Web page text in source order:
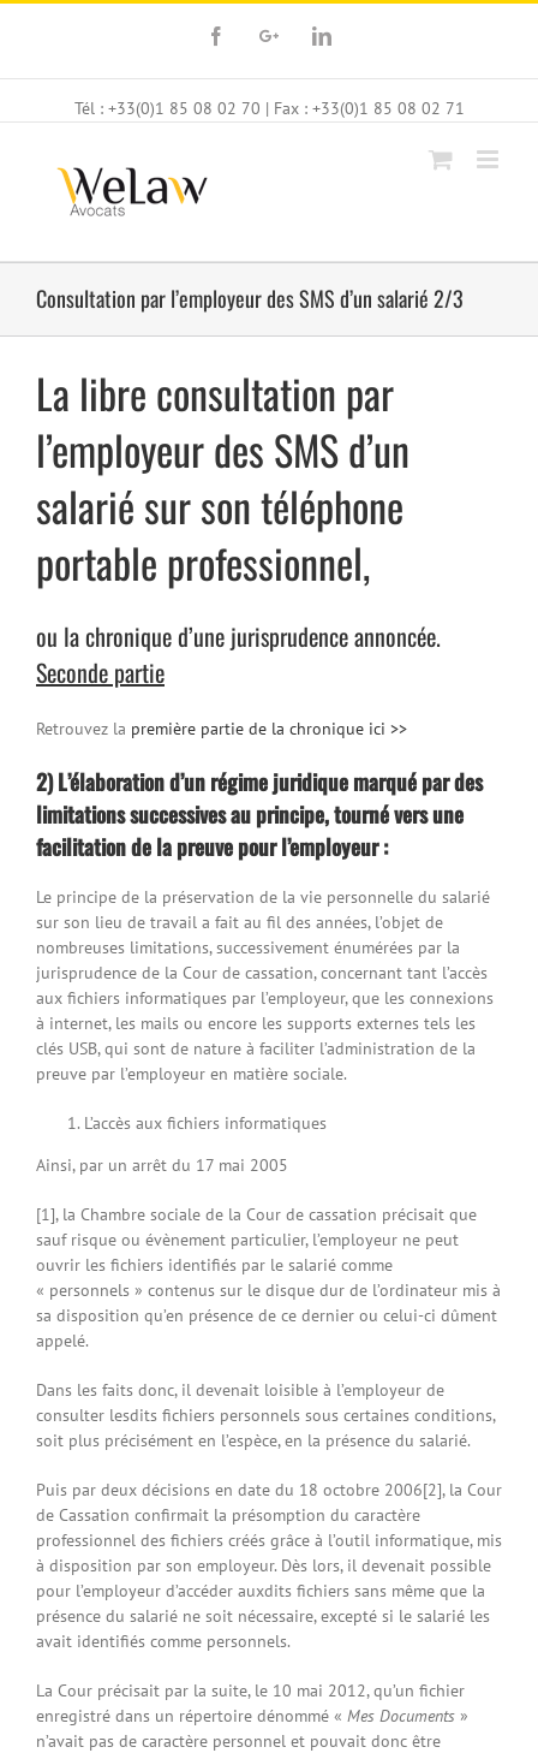
FacebookGoogle+Linkedin
Tél : +33(0)1 85 08 02 70 | Fax : +33(0)1 85 08 02 71
Consultation par l’employeur des SMS d’un salarié 2/3
La libre consultation par
l’employeur des SMS d’un
salarié sur son téléphone
portable professionnel,
ou la chronique d’une jurisprudence annoncée.
Seconde partie
Retrouvez la première partie de la chronique ici >>
2)L’élaboration d’un régime juridique marqué par des
limitations successives au principe, tourné vers une
facilitation de la preuve pour l’employeur :
Le principe de la préservation de la vie personnelle du salarié
sur son lieu de travail a fait au fil des années, l’objet de
nombreuses limitations, successivement énumérées par la
jurisprudence de la Cour de cassation, concernant tant l’accès
aux fichiers informatiques par l’employeur, que les connexions
à internet, les mails ou encore les supports externes tels les
clés USB, qui sont de nature à faciliter l’administration de la
preuve par l’employeur en matière sociale.
L’accès aux fichiers informatiques
Ainsi, par un arrêt du 17 mai 2005
[1], la Chambre sociale de la Cour de cassation précisait que
sauf risque ou évènement particulier, l’employeur ne peut
ouvrir les fichiers identifiés par le salarié comme
« personnels » contenus sur le disque dur de l’ordinateur mis à
sa disposition qu’en présence de ce dernier ou celui-ci dûment
appelé.
Dans les faits donc, il devenait loisible à l’employeur de
consulter lesdits fichiers personnels sous certaines conditions,
soit plus précisément en l’espèce, en la présence du salarié.
Puis par deux décisions en date du 18 octobre 2006[2], la Cour
de Cassation confirmait la présomption du caractère
professionnel des fichiers créés grâce à l’outil informatique, mis
à disposition par son employeur. Dès lors, il devenait possible
pour l’employeur d’accéder auxdits fichiers sans même que la
présence du salarié ne soit nécessaire, excepté si le salarié les
avait identifiés comme personnels.
La Cour précisait par la suite, le 10 mai 2012, qu’un fichier
enregistré dans un répertoire dénommé « Mes Documents »
n’avait pas de caractère personnel et pouvait donc être